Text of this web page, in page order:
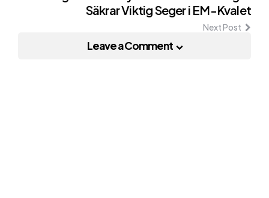
Säkrar Viktig Seger i EM-Kvalet
Next Post
Leave a Comment